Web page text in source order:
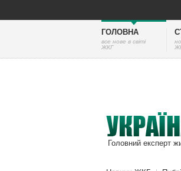
ГОЛОВНА
все нове в світі
ЖКГ
Головний експерт